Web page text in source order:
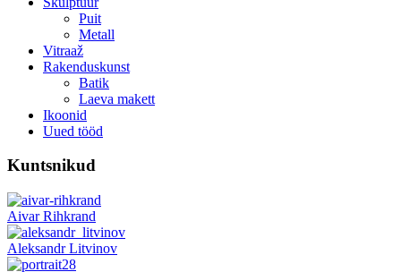
Puit
Metall
Vitraaž
Rakenduskunst
Batik
Laeva makett
Ikoonid
Uued tööd
Kuntsnikud
Aivar Rihkrand
Aleksandr Litvinov